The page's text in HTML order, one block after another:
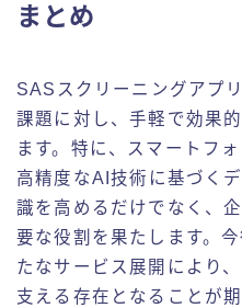
まとめ
SASスクリーニングアプ
課題に対し、手軽で効果
ます。特に、スマートフ
高精度なAI技術に基づく
識を高めるだけでなく、
要な役割を果たします。
たなサービス展開により
支える存在となることが期